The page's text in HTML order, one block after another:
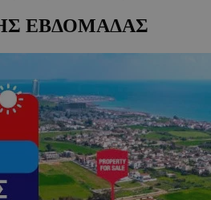
ΕΒΔΟΜΑΔΑΣ